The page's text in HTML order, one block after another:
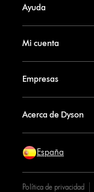
Ayuda
Mi cuenta
Empresas
Acerca de Dyson
España
Política de privacidad